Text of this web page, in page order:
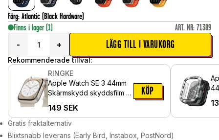
Färg: Atlantic (Black Hardware)
Finns i lager (1) ART. NR: 71389
-
+ LÄGG TILL I VARUKORG
Rekommenderade tillval:
RINGKE
Apple Watch SE 3 44mm
Skärmskydd skyddsfilm -
149 SEK
KÖP
Gratis fraktalternativ
Blixtsnabb leverans (Early Bird, Instabox, PostNord)